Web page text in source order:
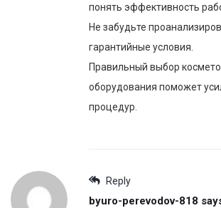
понять эффективность
Не забудьте
гарантийные условия.
Правильный выбор
оборудования поможет
процедур.
Reply
byuro-perevodov-818